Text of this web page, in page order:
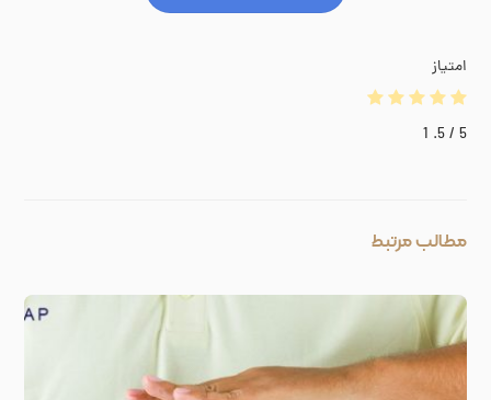
امتیاز
5
/ 5.
1
مطالب مرتبط